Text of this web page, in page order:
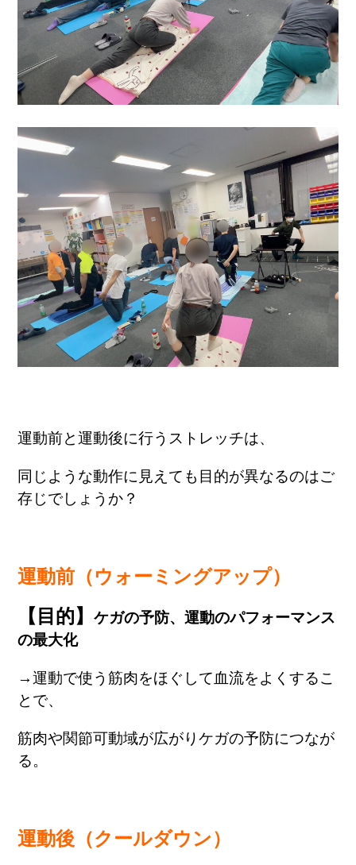
運動前と運動後に行うストレッチは、
同じような動作に見えても 目的が異なるのはご
存じでしょうか？
運動前（ウォーミングアップ）
【目的】ケガの予防、運動のパフォーマンス
の最大化
→運動で使う筋肉をほぐして血流をよくするこ
とで、
筋肉や関節可動域が広がりケガの予防につなが
る。
運動後（クールダウン）